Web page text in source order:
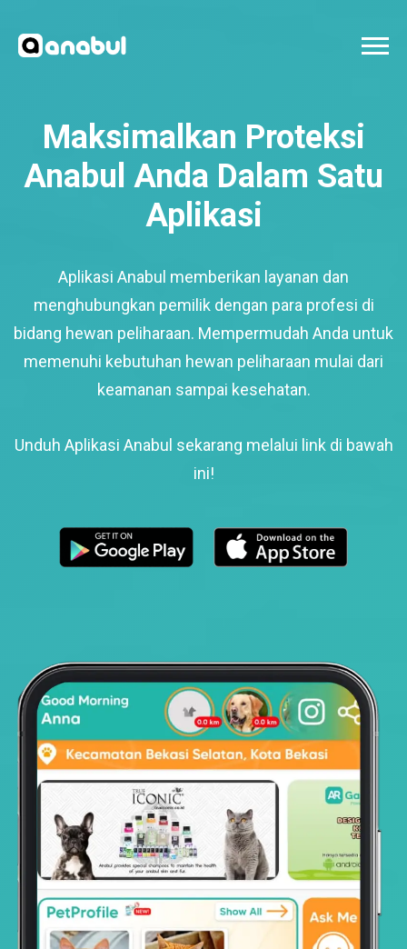
Maksimalkan Proteksi
Anabul Anda Dalam Satu
Aplikasi
Aplikasi Anabul memberikan layanan dan
menghubungkan pemilik dengan para profesi di
bidang hewan peliharaan. Mempermudah Anda untuk
memenuhi kebutuhan hewan peliharaan mulai dari
keamanan sampai kesehatan.
Unduh Aplikasi Anabul sekarang melalui link di bawah
ini!